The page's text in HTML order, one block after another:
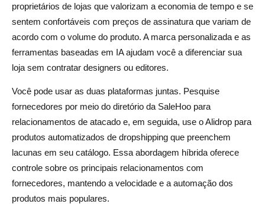
proprietários de lojas que valorizam a economia de tempo e se
sentem confortáveis com preços de assinatura que variam de
acordo com o volume do produto. A marca personalizada e as
ferramentas baseadas em IA ajudam você a diferenciar sua
loja sem contratar designers ou editores.
Você pode usar as duas plataformas juntas. Pesquise
fornecedores por meio do diretório da SaleHoo para
relacionamentos de atacado e, em seguida, use o Alidrop para
produtos automatizados de dropshipping que preenchem
lacunas em seu catálogo. Essa abordagem híbrida oferece
controle sobre os principais relacionamentos com
fornecedores, mantendo a velocidade e a automação dos
produtos mais populares.